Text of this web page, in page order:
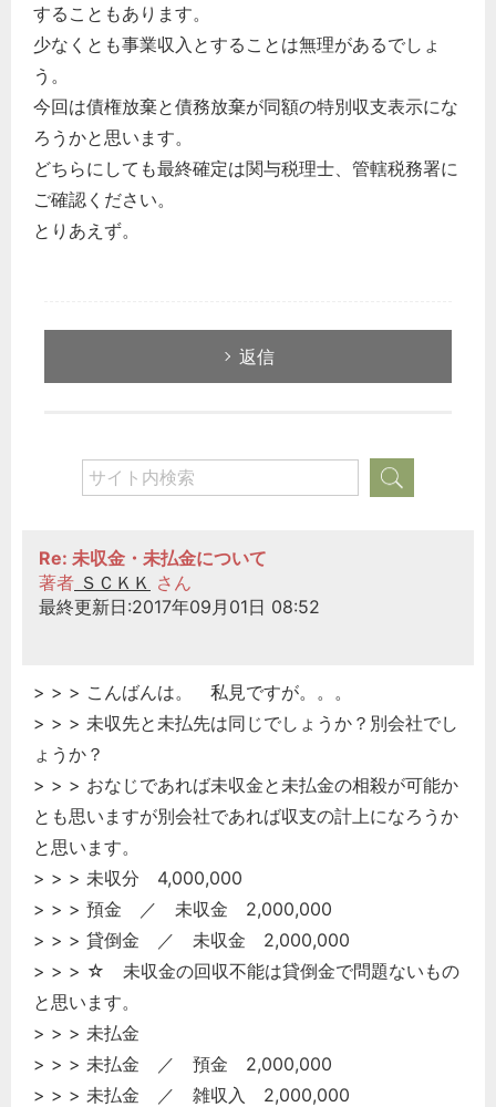
することもあります。
少なくとも事業収入とすることは無理があるでしょ
う。
今回は債権放棄と債務放棄が同額の特別収支表示にな
ろうかと思います。
どちらにしても最終確定は関与税理士、管轄税務署に
ご確認ください。
とりあえず。
返信
Re: 未収金・未払金について
著者 ＳＣＫＫ さん
最終更新日:2017年09月01日 08:52
> > > こんばんは。 私見ですが。。。
> > > 未収先と未払先は同じでしょうか？別会社でし
ょうか？
> > > おなじであれば未収金と未払金の相殺が可能か
とも思いますが別会社であれば収支の計上になろうか
と思います。
> > > 未収分 4,000,000
> > > 預金 ／ 未収金 2,000,000
> > > 貸倒金 ／ 未収金 2,000,000
> > > ☆ 未収金の回収不能は貸倒金で問題ないもの
と思います。
> > > 未払金
> > > 未払金 ／ 預金 2,000,000
> > > 未払金 ／ 雑収入 2,000,000
どのカテゴリーに投稿しますか？
選択してください
労務管理
税務経理
企業法務
経営の知恵